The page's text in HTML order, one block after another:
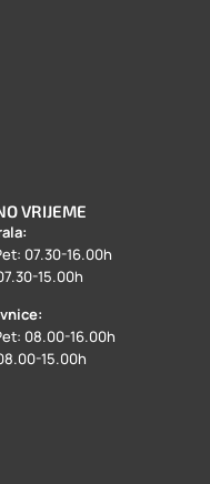
VRIJEME
07.30-16.00h
15.00h
08.00-16.00h
15.00h